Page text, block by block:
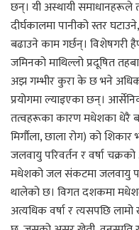
छन्। यी अस्थायी
दीर्घकालमा पानीको स्तर
बढाउने काम गर्छन्।
जमिनको माथिल्लो प्रदूषित
अझ गम्भीर कुरा के छ भने
प्रयोगमा ल्याइएका छन्।
तत्वहरूका कारण मधेशका धेरै
मिर्गौला, छाला रोग) को
जलवायु परिवर्तन र वर्षा
मधेशको जल संकटमा जलवायु
थालेको छ। विगत दशकमा
अत्यधिक वर्षा र त्यसपछि